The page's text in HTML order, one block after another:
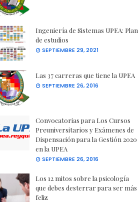
Ingeniería de Sistemas UPEA: Plan
de estudios
SEPTIEMBRE 29, 2021
Las 37 carreras que tiene la UPEA
SEPTIEMBRE 26, 2016
Convocatorias para Los Cursos
Preuniversitarios y Exámenes de
Dispensación para la Gestión 2020
en la UPEA
SEPTIEMBRE 26, 2016
Los 12 mitos sobre la psicología
que debes desterrar para ser más
feliz